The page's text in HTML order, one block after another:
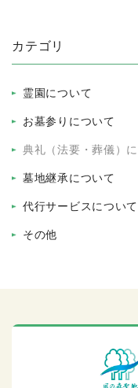
カテゴリ
霊園について
お墓参りについて
典礼（法要・葬儀）
墓地継承について
代行サービスについて
その他